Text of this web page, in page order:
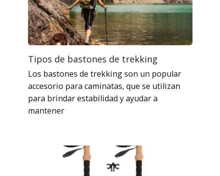
Tipos de bastones de trekking
Los bastones de trekking son un popular
accesorio para caminatas, que se utilizan
para brindar estabilidad y ayudar a
mantener